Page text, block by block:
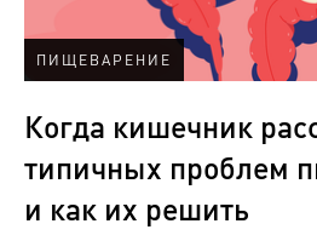
ПИЩЕВАРЕНИЕ
Когда кишечник
типичных проблем
и как их решить